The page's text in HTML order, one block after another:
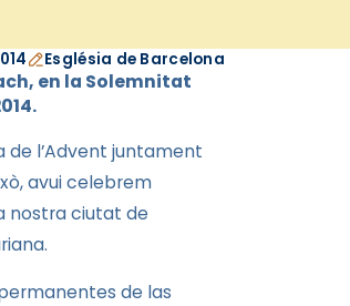
Església de Barcelona
, en la Solemnitat
de l’Advent juntament
avui celebrem
nostra ciutat de
de las